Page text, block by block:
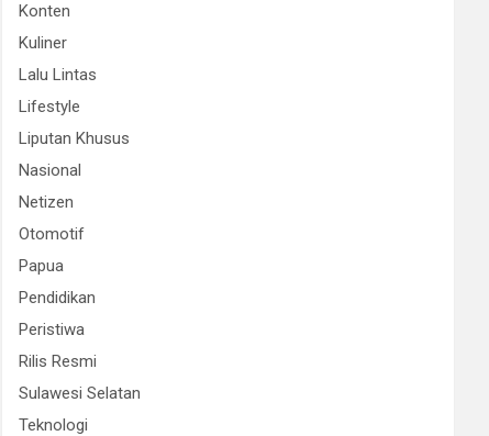
Konten
Kuliner
Lalu Lintas
Lifestyle
Liputan Khusus
Nasional
Netizen
Otomotif
Papua
Pendidikan
Peristiwa
Rilis Resmi
Sulawesi Selatan
Teknologi